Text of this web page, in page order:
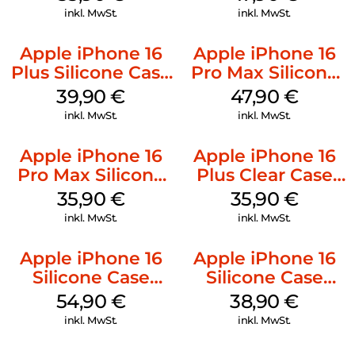
Stone Gray
inkl. MwSt. inkl. MwSt.
Apple iPhone 16
Plus Silicone Case
MagSafe Plum
39,90€
inkl. MwSt.
Apple iPhone 16
Pro Max Silicone
Case MagSafe
Black
47,90 €
inkl. MwSt.
Apple iPhone 16
Pro Max Silicone
Case MagSafe
Denim
35,90 €
inkl. MwSt.
Apple iPhone 16
Plus Clear Case
MagSafe
Transparent
35,90 €
inkl. MwSt.
Apple iPhone 16
Silicone Case
MagSafe Black
54,90 €
inkl. MwSt.
Apple iPhone 16
Silicone Case
MagSafe
Ultramarine
38,90€
inkl. MwSt.